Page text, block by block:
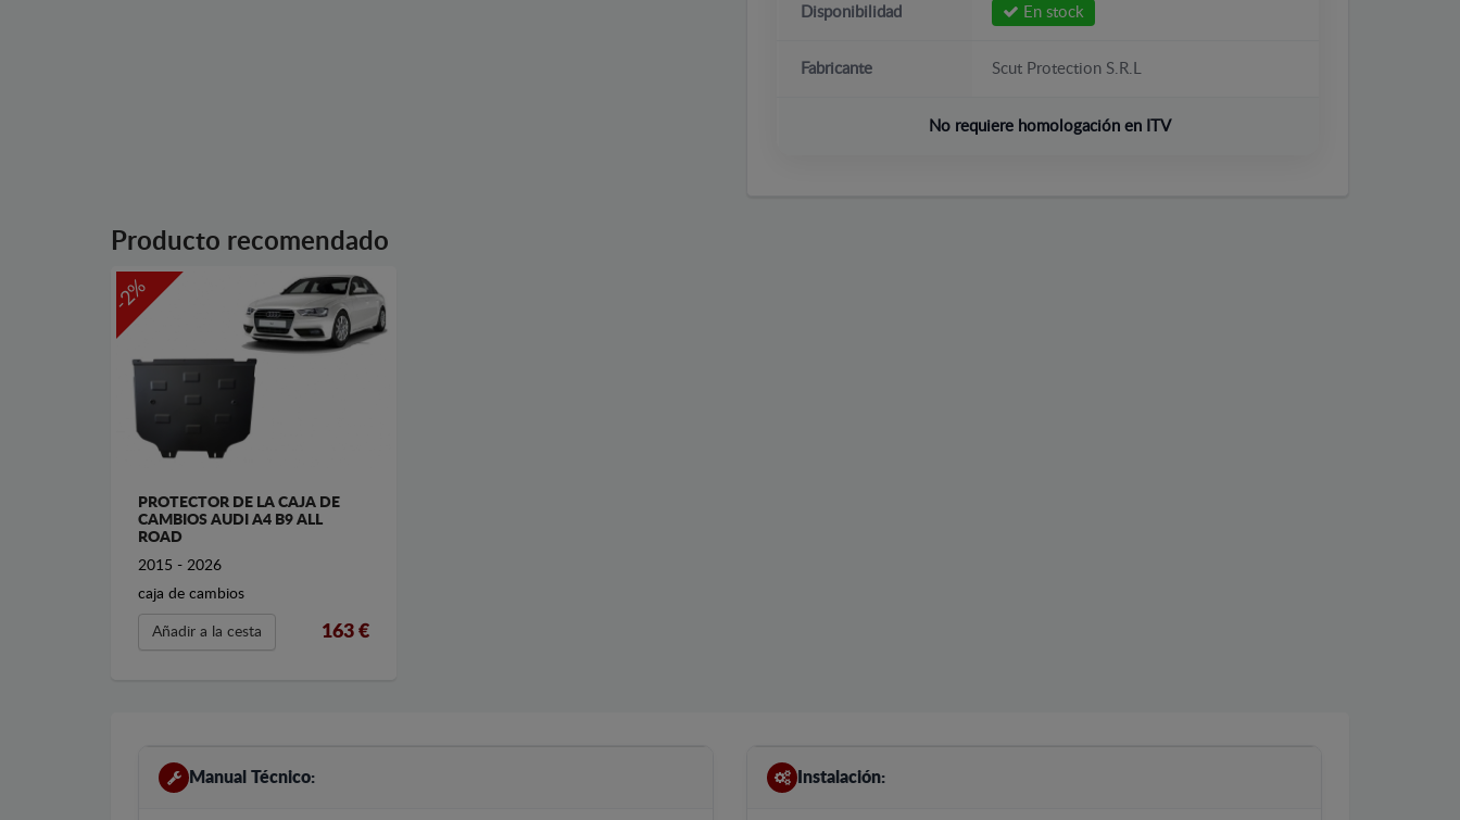
Disponibilidad En stock
Fabricante Scut Protection S.R.L
No requiere homologación en ITV
Producto recomendado
-2%
PROTECTOR DE LA CAJA DE
CAMBIOS AUDI A4 B9 ALL
ROAD
2015 - 2026
caja de cambios
Añadir a la cesta 163 €
Manual Técnico: Instalación: